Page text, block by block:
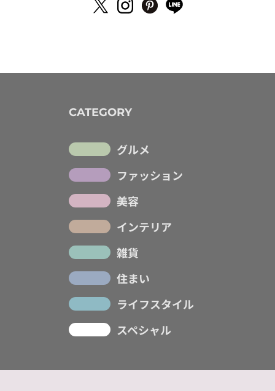
CATEGORY
グルメ
ファッション
美容
インテリア
雑貨
住まい
ライフスタイル
スペシャル